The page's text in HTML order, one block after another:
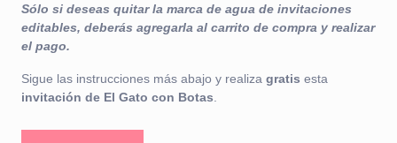
Sólo si deseas quitar la marca de agua de invitaciones
editables, deberás agregarla al carrito de compra y realizar
el pago.
Sigue las instrucciones más abajo y realiza gratis esta
invitación de El Gato con Botas